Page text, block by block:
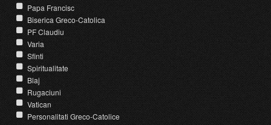
Papa Francisc
Biserica Greco-Catolica
PF Claudiu
Varia
Sfinti
Spiritualitate
Blaj
Rugaciuni
Vatican
Personalitati Greco-Catolice